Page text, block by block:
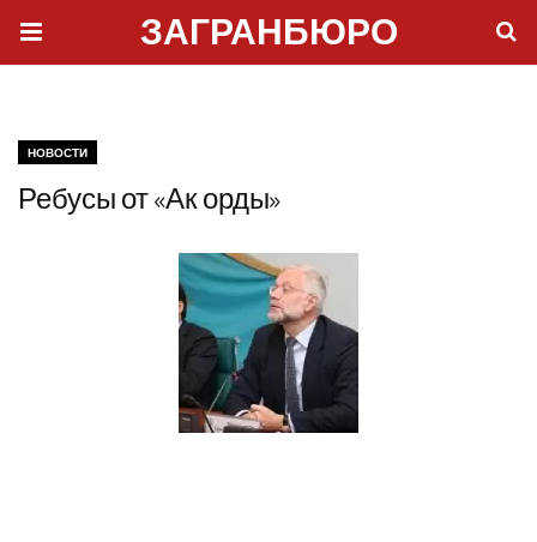
ЗАГРАНБЮРО
НОВОСТИ
Ребусы от «Ак орды»